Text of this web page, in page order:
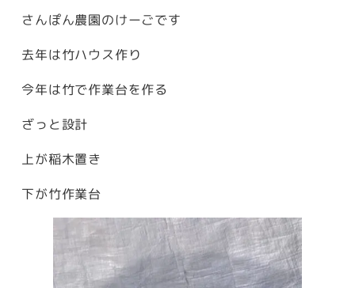
さんぽん農園のけーごです
去年は竹ハウス作り
今年は竹で作業台を作る
ざっと設計
上が稲木置き
下が竹作業台